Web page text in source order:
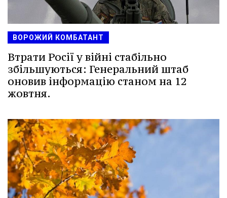
ВОРОЖИЙ КОМБАТАНТ
Втрати Росії у війні стабільно
збільшуються: Генеральний штаб
оновив інформацію станом на 12
жовтня.